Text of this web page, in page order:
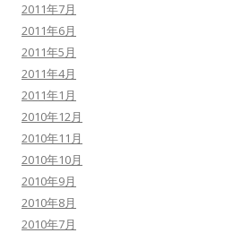
2011年7月
2011年6月
2011年5月
2011年4月
2011年1月
2010年12月
2010年11月
2010年10月
2010年9月
2010年8月
2010年7月